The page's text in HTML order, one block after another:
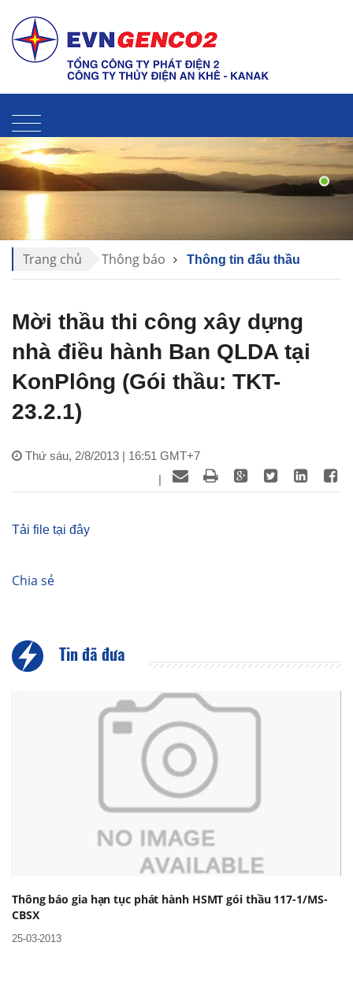
Liên hệ
Trang chủ Thông báo Thông tin đấu thầu
Mời thầu thi công xây dựng
nhà điều hành Ban QLDA tại
KonPlông (Gói thầu: TKT-
23.2.1)
Thứ sáu, 2/8/2013 | 16:51 GMT+7
|
Tải file tại đây
Chia sẻ
Tin đã đưa
Thông báo gia hạn tục phát hành HSMT gói thầu 117-1/MS-
CBSX
25-03-2013